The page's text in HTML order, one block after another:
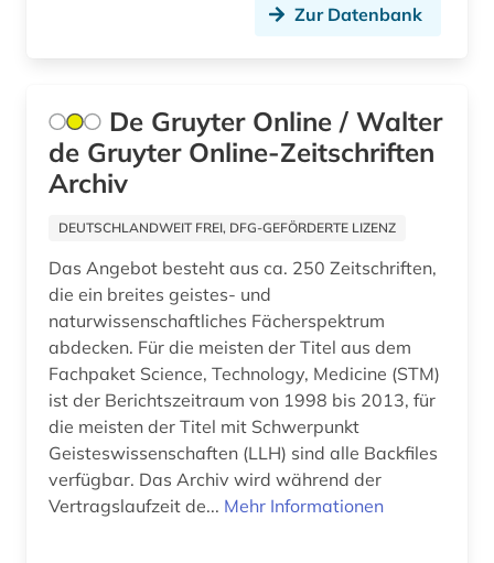
bibliothek (1)
bibliothekswissenschaft (1)
bilanz (3)
bilanzrecht (2)
bildgebendes verfahren (1)
bildung (4)
bildungspolitik (1)
bildungswesen (1)
Russland, Sowjetunion (13)
Sachsen-Anhalt (1)
Schleswig-Holstein (1)
Skandinavien (2)
Slowakei (6)
Slowenien (4)
Spanien (7)
Suedamerika (7)
Suedostasien (4)
Zur Datenbank
De Gruyter Online / Walter
de Gruyter Online-Zeitschriften
Archiv
DEUTSCHLANDWEIT FREI, DFG-GEFÖRDERTE LIZENZ
Das Angebot besteht aus ca. 250 Zeitschriften,
die ein breites geistes- und
naturwissenschaftliches Fächerspektrum
abdecken. Für die meisten der Titel aus dem
Fachpaket Science, Technology, Medicine (STM)
ist der Berichtszeitraum von 1998 bis 2013, für
die meisten der Titel mit Schwerpunkt
Geisteswissenschaften (LLH) sind alle Backfiles
verfügbar. Das Archiv wird während der
Vertragslaufzeit de... Mehr Informationen